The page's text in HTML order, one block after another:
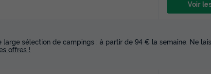
Voir
sélection de campings : à partir de 94 € la semaine. Ne
offres !